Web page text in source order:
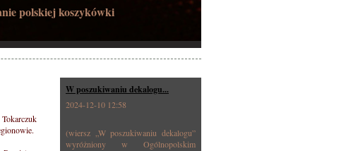
polskiej koszykówki
W poszukiwaniu dekalogu...
2024-12-10 12:58
(wiersz „W poszukiwaniu dekalogu”
wyróżniony w Ogólnopolskim